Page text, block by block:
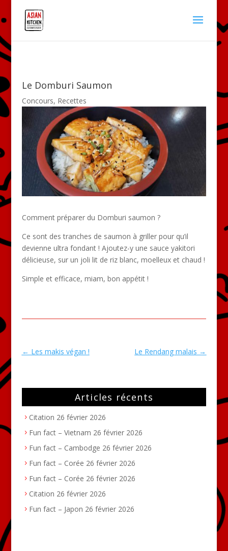
Le Domburi Saumon
Concours, Recettes
Comment préparer du Domburi saumon ?
Ce sont des tranches de saumon à griller pour qu’il
devienne ultra fondant ! Ajoutez-y une sauce yakitori
délicieuse, sur un joli lit de riz blanc, moelleux et chaud !
Simple et efficace, miam, bon appétit !
← Les makis végan ! Le Rendang malais →
Articles récents
Citation 26 février 2026
Fun fact – Vietnam 26 février 2026
Fun fact – Cambodge 26 février 2026
Fun fact – Corée 26 février 2026
Fun fact – Corée 26 février 2026
Citation 26 février 2026
Fun fact – Japon 26 février 2026